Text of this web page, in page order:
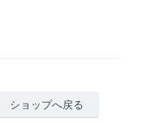
ショップへ戻る